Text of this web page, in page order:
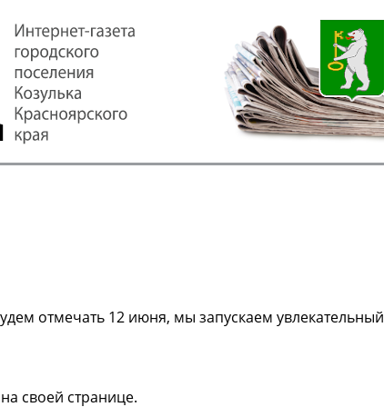
отмечать 12 июня, мы запускаем увлекательный
своей странице.